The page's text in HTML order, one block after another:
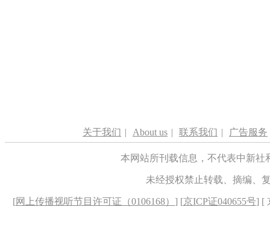
关于我们 | About us | 联系我们 | 广告服务
本网站所刊载信息，不代表中新
未经授权禁止转载、摘编、
[网上传播视听节目许可证（0106168） ] [京ICP证040655号] [